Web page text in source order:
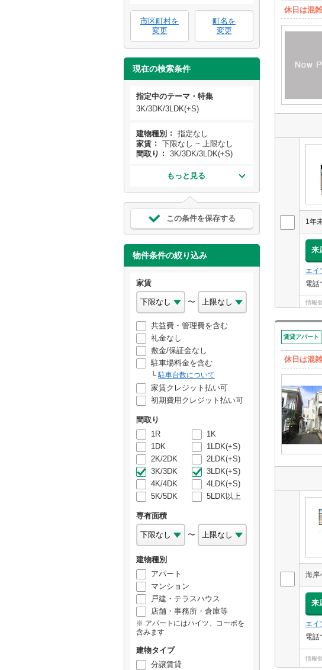
市区町村を
変更
町名を
変更
現在の検索条件
指定中のテーマ・特集
3K/3DK/3LDK(+S)
建物種別
指定なし
家賃
下限なし ~ 上限なし
間取り
3K/3DK/3LDK(+S)
もっと見る
この条件を保存する
物件条件の絞り込み
家賃
〜
共益費・管理費を含む
礼金なし
敷金/保証金なし
駐車場料金を含む
駐車台数について
家賃クレジット払い可
初期費用クレジット払い可
間取り
1R
1K
1DK
1LDK(+S)
2K/2DK
2LDK(+S)
3K/3DK
3LDK(+S)
4K/4DK
4LDK(+S)
5K/5DK
5LDK以上
専有面積
〜
建物種別
アパート
マンション
戸建・テラスハウス
店舗・事務所・倉庫等
アパートにはハイツ、コーポを
含みます
建物タイプ
分譲賃貸
休日は混
来
エイ
電話
情報
賃貸アパート
休日は混
来
エイ
電話
情報